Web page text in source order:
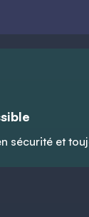
sécurité et